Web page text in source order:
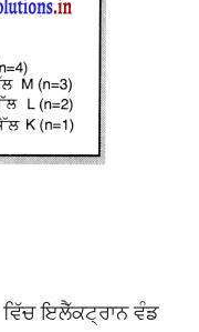
ਵਿੱਚ ਇਲੈੱਕਟ੍ਰਾਨ ਵੰਡ